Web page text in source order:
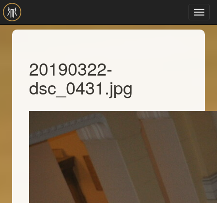
Ugrás a tartalomra
20190322-
dsc_0431.jpg